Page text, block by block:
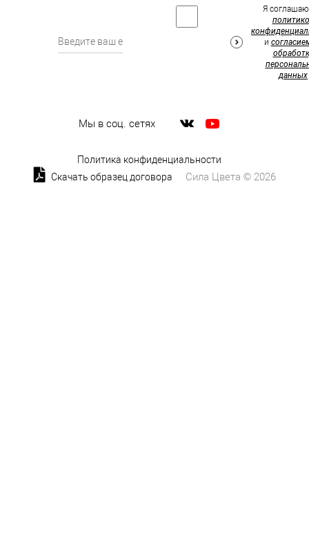
Мы в соц. сетях
Я
и
данных
Политика конфиденциальности
Скачать образец договора
Сила Цвета © 2026